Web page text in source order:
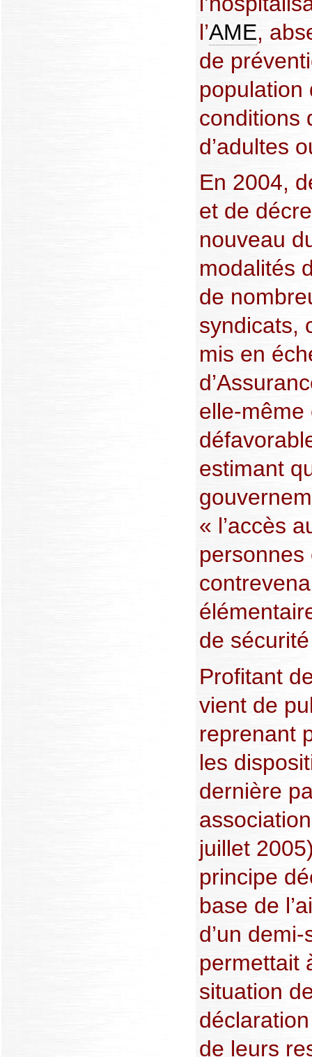
l’AME,
de
population
conditions
d’adultes
En 2004,
et de
nouveau
modalités
de
syndicats,
mis en
elle-même
estimant
« l’accès
de
Profitant
vient de
reprenant
les
dernière
juillet
principe
base de
d’un
permettait
situation
de leurs